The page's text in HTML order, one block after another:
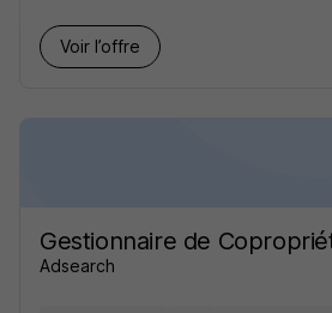
Voir l’offre
Gestionnaire de
Adsearch